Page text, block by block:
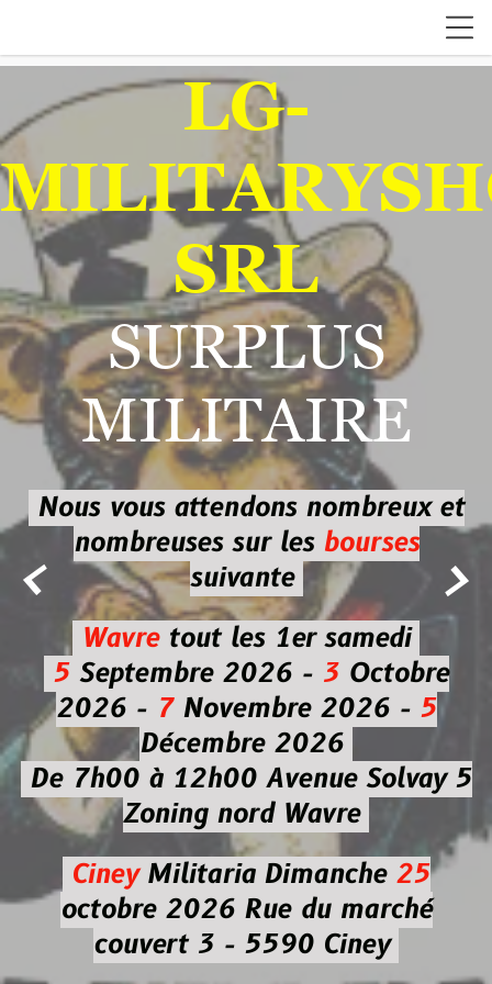
 
LG-
SRL
SURPLUS
MILITAIRE
Nous vous attendons nombreux et
nombreuses sur les bourses
suivante
Wavretout les 1er samedi
5Septembre 2026 - 3Octobre
2026 -7Novembre 2026 - 5
Décembre 2026
De 7h00 à 12h00 Avenue Solvay 5
Zoning nord Wavre
CineyMilitaria Dimanche 25
octobre 2026Rue du marché
couvert 3 - 5590 Ciney